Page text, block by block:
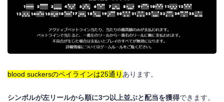
blood suckersのペイラインは25通りあります。
シンボルが左リールから順に3つ以上並ぶと配当を獲得できます。